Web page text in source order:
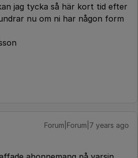
jag tycka så här kort tid efter
nu om ni har någon form
Forum|Forum|7 years ago